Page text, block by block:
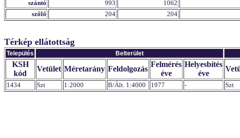
szántó
993 1062
szőlő
204 204
Térkép ellátottság
Település Belterület
KSH
kód
Vetület Méretarány Feldolgozás
Felmérés
éve
Helyesbítés
éve
1434 Szt 1:2000 B/Ált. 1:4000 1977 - Szt